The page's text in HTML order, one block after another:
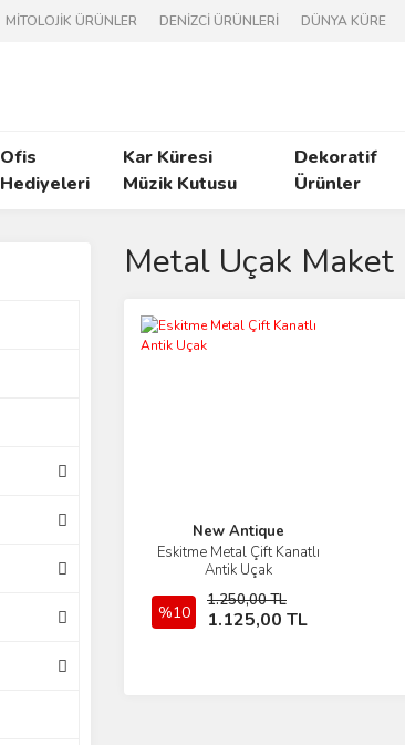
MİTOLOJİK ÜRÜNLER DENİZCİ ÜRÜNLERİ DÜNYA KÜRE
Ofis
Hediyeleri
Kar Küresi
Müzik Kutusu
Dekoratif
Ürünler
Metal Uçak Maket
New Antique
Eskitme Metal Çift Kanatlı
Antik Uçak
%10
1.250,00 TL
1.125,00 TL
İncele
Sepete Ekle